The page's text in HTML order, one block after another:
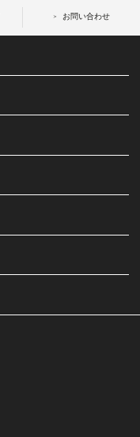
お問い合わせ